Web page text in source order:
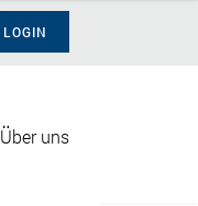
LOGIN
Über uns